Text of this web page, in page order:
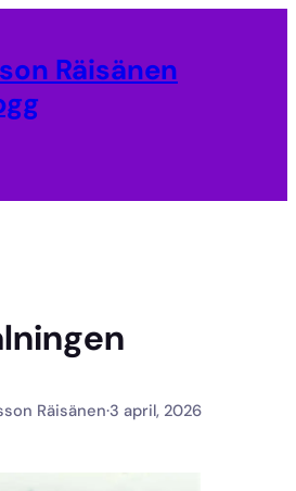
Räisänen
Räisänen·3 april, 2026